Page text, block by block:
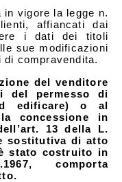
in vigore la legge n.
affiancati dai
i dati dei titoli
sue modificazioni
compravendita.
del venditore
del permesso di
edificare) o al
concessione in
13 della L.
sostitutiva di atto
stato costruito in
comporta